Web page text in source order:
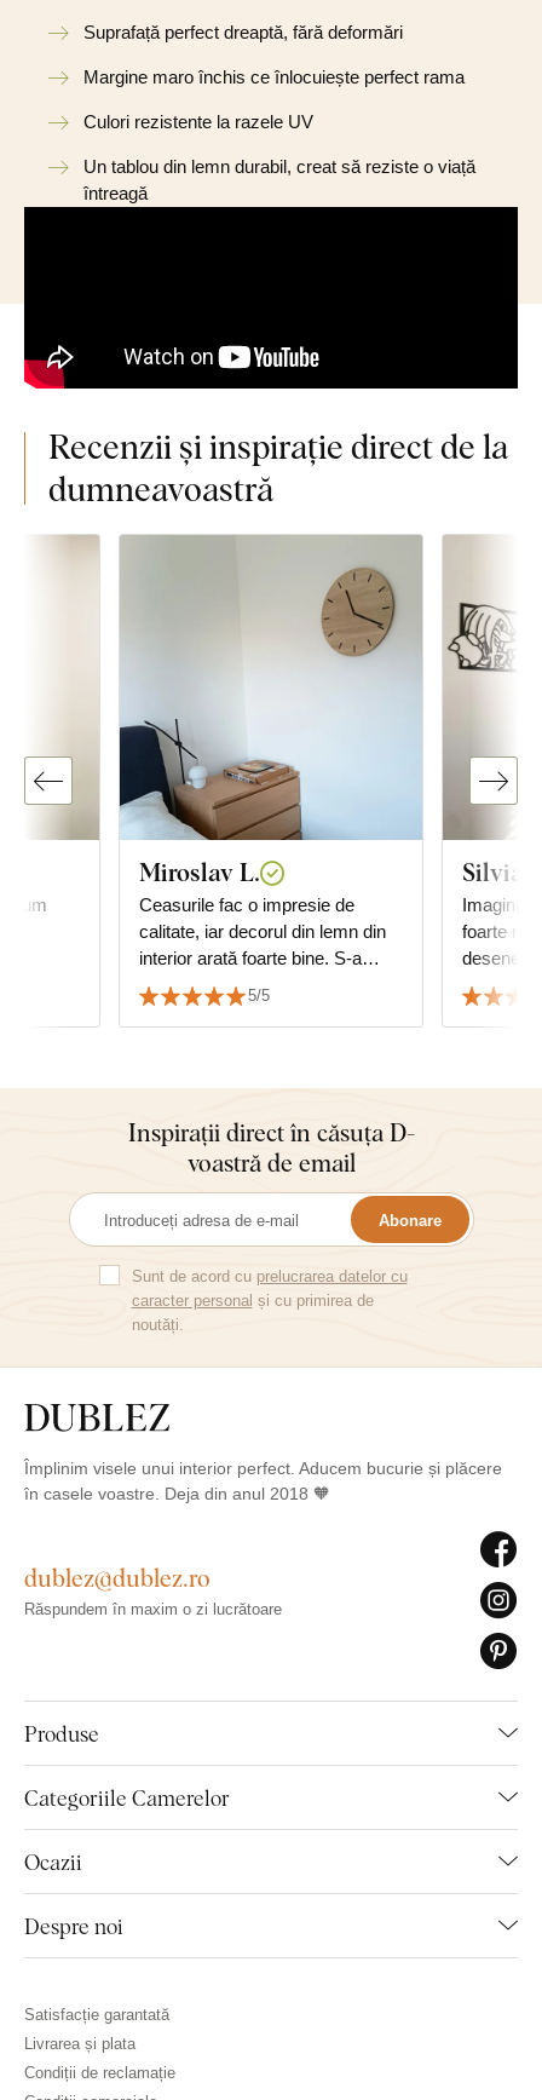
Suprafață perfect dreaptă, fără deformări
Margine maro închis ce înlocuiește perfect rama
Culori rezistente la razele UV
Un tablou din lemn durabil, creat să reziste o viață
întreagă
Recenzii și inspirație direct de la
dumneavoastră
cum
Miroslav L.
Ceasurile fac o impresie de
calitate, iar decorul din lemn din
interior arată foarte bine. S-a
reușit să se potrivească cu
decorul podelei.
5/5
Silvia
Imaginile
foarte
desenele
Inspirații direct în căsuța D-
voastră de email
Abonare
Sunt de acord cu prelucrarea datelor cu
caracter personal și cu primirea de
noutăți.
Împlinim visele unui interior perfect. Aducem bucurie și plăcere
în casele voastre. Deja din anul 2018 🧡
Produse
Categoriile Camerelor
Ocazii
Despre noi
dublez@dublez.ro
Răspundem în maxim o zi lucrătoare
Satisfacție garantată
Livrarea și plata
Condiții de reclamație